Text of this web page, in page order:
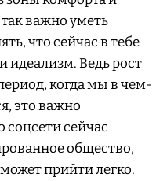
важно уметь
что сейчас в тебе
идеализм. Ведь рост
когда мы в чем-
это важно
соцсети сейчас
общество,
прийти легко.